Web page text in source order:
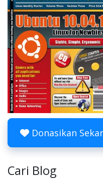
Donasikan
Cari Blog